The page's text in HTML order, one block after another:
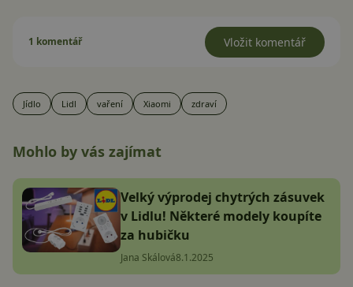
1 komentář Vložit komentář
Jídlo Lidl vaření Xiaomi zdraví
Mohlo by vás zajímat
Velký výprodej chytrých zásuvek
v Lidlu! Některé modely koupíte
za hubičku
Jana Skálová8.1.2025